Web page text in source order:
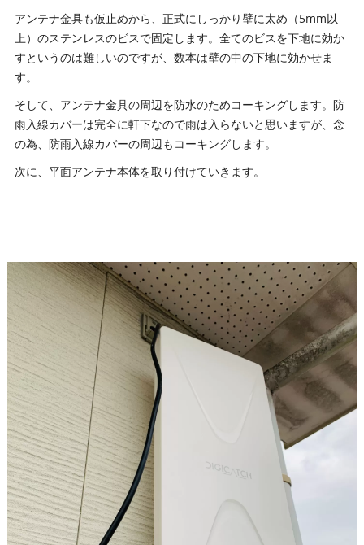
アンテナ金具も仮止めから、正式にしっかり壁に太め（5mm以
上）のステンレスのビスで固定します。全てのビスを下地に効か
すというのは難しいのですが、数本は壁の中の下地に効かせま
す。
そして、アンテナ金具の周辺を防水のためコーキングします。防
雨入線カバーは完全に軒下なので雨は入らないと思いますが、念
の為、防雨入線カバーの周辺もコーキングします。
次に、平面アンテナ本体を取り付けていきます。